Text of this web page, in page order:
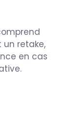
un retake,
en cas